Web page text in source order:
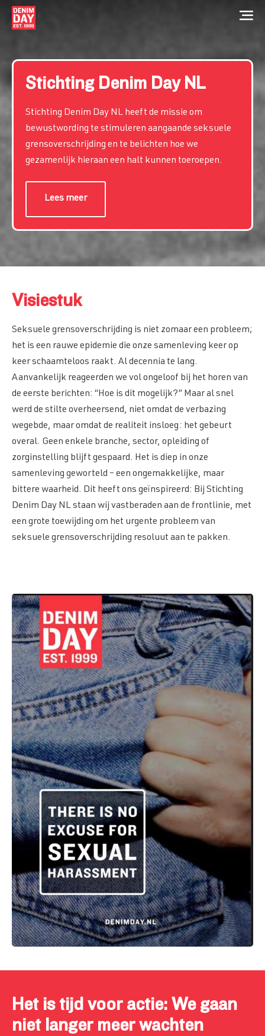
Home
Hoe doe je mee?
Voorbeelden van Seksuele Grensoverschrijding
Waarom Denim?
De reden waarom Denim?
Iedereen in Denim op Denim Day
Uniek Armbandje
Retailers
Denim Day NL
Programma 19 April
Stichting
Visie en Missie
Contact
Stichting Denim Day NL
Stichting Denim Day NL heeft de missie om
bewustwording te stimuleren aangaande seksuele
grensoverschrijding en te belichten hoe we
gezamenlijk hieraan een halt kunnen toeroepen.
Lees meer
Visiestuk
Seksuele grensoverschrijding is niet zomaar een probleem;
het is een rauwe epidemie die onze samenleving keer op
keer schaamteloos raakt. Al decennia te lang.
Aanvankelijk reageerden we vol ongeloof bij het horen van
de eerste berichten: “Hoe is dit mogelijk?” Maar al snel
werd de stilte overheersend, niet omdat de verbazing
wegebde, maar omdat de realiteit insloeg: het gebeurt
overal. Geen enkele branche, sector, opleiding of
zorginstelling blijft gespaard. Het is diep in onze
samenleving geworteld – een ongemakkelijke, maar
bittere waarheid. Dit heeft ons geïnspireerd: Bij Stichting
Denim Day NL staan wij vastberaden aan de frontlinie, met
een grote toewijding om het urgente probleem van
seksuele grensoverschrijding resoluut aan te pakken.
Het is tijd voor actie: We gaan
niet langer meer wachten